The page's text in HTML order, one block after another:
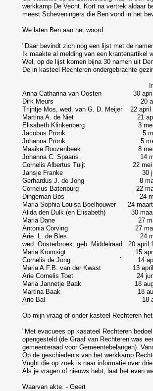
werkkamp De Vecht. Kort na vertrek aldaar
meest Scheveningers die Ben vond in het
We laten Ben aan het woord:
"Daar bevindt zich nog een lijst met de
Ik maakte al melding van een krantenartikel
Wel, op de lijst komen bijna 30 namen uit
De in kasteel Rechteren ondergebrachte
Ingeschreven:
Anna Catharina van Oosten 30
Dirk Meurs 20 april 1943
Trijntje Mos, wed. van G. D.
Martina A. de Niet 21
Elisabeth Klinkenberg 3 mei
Jacobus Pronk 5 mei
Johanna Pronk 5 mei
Maaike Roozenbeek 8 mei
Johanna C. Spaans 14 mei
Cornelis Albertus Tuijt 22 mei
Jansje Franke 30 juni 1943
Gerhardus J. de Jong 8 maart
Cornelus Batenburg 22 maart
Dingeman Bos 24 maart
Maria Sophia Louisa Boelhouwer 24
Alida den Dulk (en Elisabeth) 30
Maria Dane 27 maart
Antonia Corving 27 maart
Arie. L. de Bles 24 maart
wed. Oosterbroek, geb. Middelraad 20
Maria Kromsigt 15 april 1943
Cornelis de Jong ` 14 april
Maria A.F.B. van der Kwast 13 april
Arie Cornelis Toet 24 juni
Maria Jannetje Baak 18 aug.
Martina Baak 18 aug.1943
Arie Bal 18 aug. 1943 3
Op mijn vraag of onder kasteel Rechteren
"Met evacuees op kasateel Rechteren
opengesteld (de Graaf van Rechteren was
gemeenteraad voor Gemeentebelangen).
Op de geschiedenis van het werkkamp
Vught die op zoek is naar informatie over
Als je vragen of nieuws hebt, laat het even
Waarvan akte. - Geert